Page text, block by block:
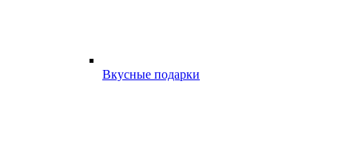
Вкусные подарки